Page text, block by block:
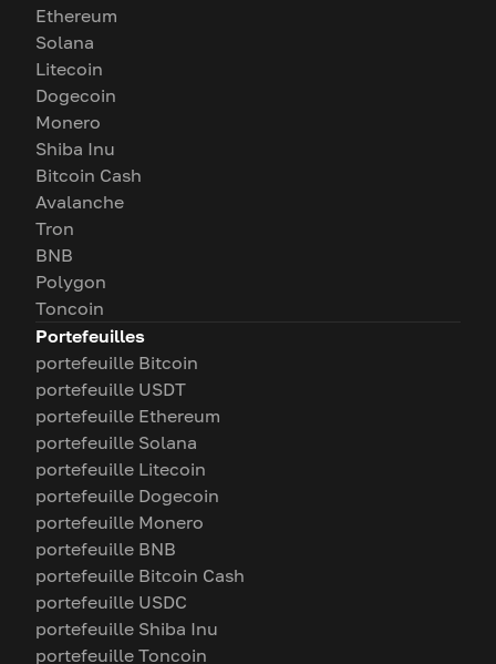
Ethereum
Solana
Litecoin
Dogecoin
Monero
Shiba Inu
Bitcoin Cash
Avalanche
Tron
BNB
Polygon
Toncoin
Portefeuilles
portefeuille Bitcoin
portefeuille USDT
portefeuille Ethereum
portefeuille Solana
portefeuille Litecoin
portefeuille Dogecoin
portefeuille Monero
portefeuille BNB
portefeuille Bitcoin Cash
portefeuille USDC
portefeuille Shiba Inu
portefeuille Toncoin